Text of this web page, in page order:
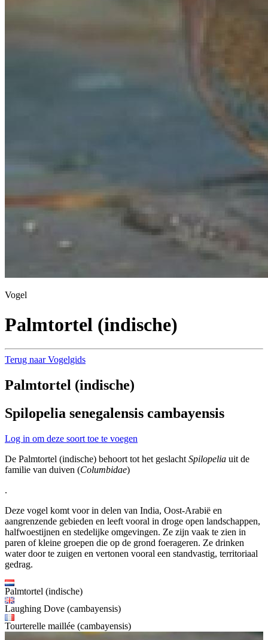
Vogel
Palmtortel (indische)
Terug naar Vogelgids
Palmtortel (indische)
Spilopelia senegalensis cambayensis
Log in om deze soort toe te voegen
De Palmtortel (indische) behoort tot het geslacht Spilopelia uit de
familie van duiven (Columbidae)
.
Deze vogel komt voor in delen van India, Oost-Arabië en
aangrenzende gebieden en leeft vooral in droge open landschappen,
halfwoestijnen en stedelijke omgevingen. Ze zijn vaak te zien in
paren of kleine groepen die op de grond foerageren. Ze drinken
water door te zuigen en vertonen vooral een standvastig, territoriaal
gedrag.
Palmtortel (indische)
Laughing Dove (cambayensis)
Tourterelle maillée (cambayensis)